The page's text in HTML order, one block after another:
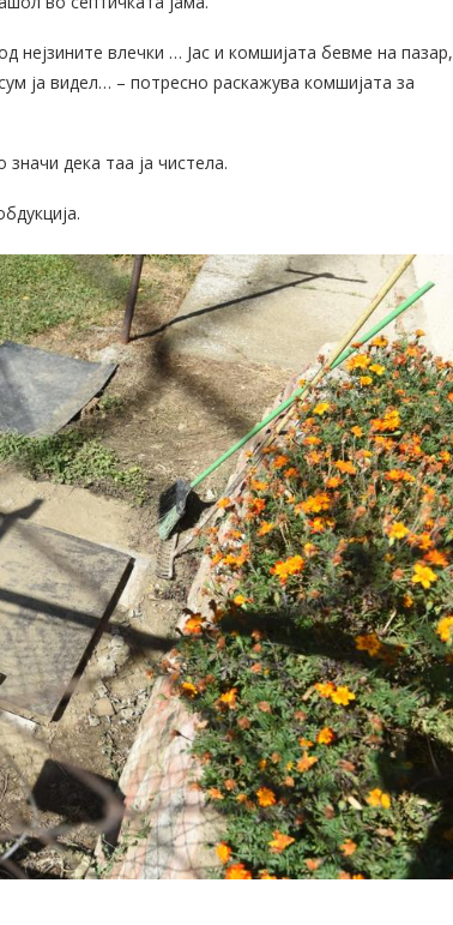
влечки … Јас и комшијата бевме на пазар,
ја видел… – потресно раскажува комшијата за
дека таа ја чистела.